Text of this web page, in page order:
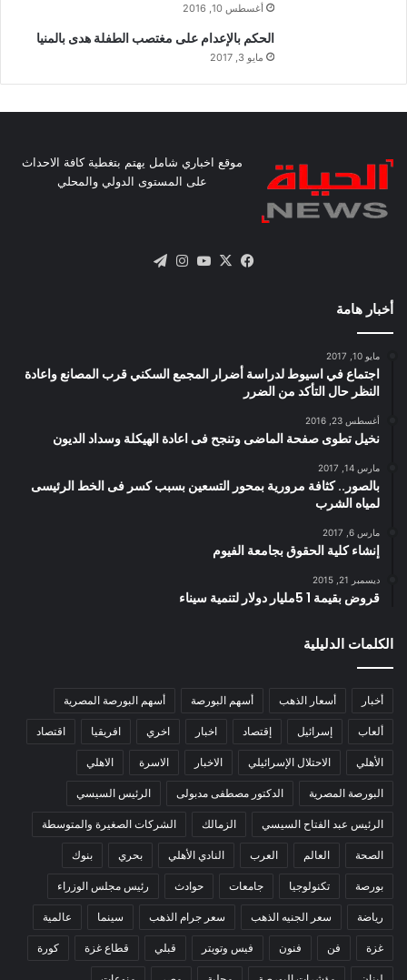
أغسطس 10, 2016
الحكم بالإعدام على مغتصب الطفلة هدى بالمنيا
مايو 3, 2017
موقع اخباري شامل يهتم بتغطية كافة الاحداث
على المستوى الدولي والمحلي
فيسبوك
X يوتيوبانستقرام
أخبار هامة
مايو 10, 2017
اجتماع في اسيوط لدراسة أضرار المجمع السكني قرب المصانع واعادة
النظر حال التأكد من الضرر
أغسطس 23, 2016
نخيل تطوى صفحة الماضى وتنجح فى اعادة الهيكلة وسداد الديون
مارس 14, 2017
بالصور.. كثافة مرورية بمحور التسعين بسبب كسر فى الخط الرئيسى
لمياه الشرب
مارس 6, 2017
إنشاء كلية الحقوق بجامعة الفيوم
ديسمبر 21, 2015
قروض بقيمة 1 5مليار دولار لتنمية سيناء
الكلمات الدليلية
أخبار أسعار الذهب أسهم البورصة أسهم البورصة المصرية
ألعاب إسرائيل إقتصاد اخبار اخري افريقيا اقتصاد
الأهلي الاحتلال الإسرائيلي الاخبار الاسرة الاهلي
البورصة المصرية الدكتور مصطفى مدبولى الرئيس السيسي
الرئيس عبد الفتاح السيسي الزمالك الشركات الصغيرة والمتوسطة
الصحة العالم العرب النادي الأهلي بحري بنوك
بورصة تكنولوجيا جامعات حوادث رئيس مجلس الوزراء
رياضة سعر الجنيه الذهب سعر جرام الذهب سينما عالمية
غزة فن فنون فيس وتويتر قبلي قطاع غزة كورة